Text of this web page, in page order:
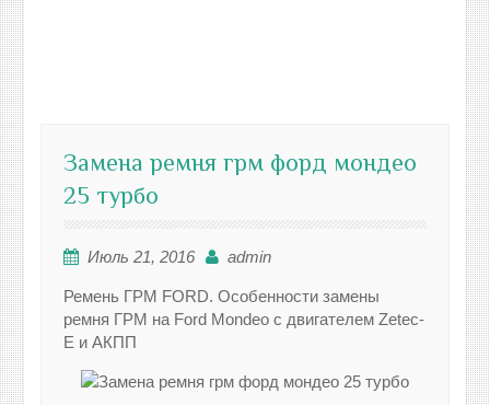
Замена ремня грм форд мондео
25 турбо
Июль 21, 2016 admin
Ремень ГРМ FORD. Особенности замены
ремня ГРМ на Ford Mondeo с двигателем Zetec-
E и АКПП